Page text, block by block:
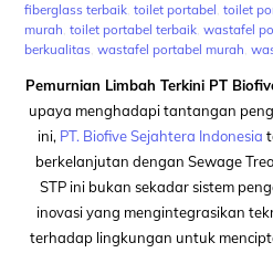
fiberglass terbaik,toilet portabel,toilet
murah,toilet portabel terbaik,wastafel
berkualitas,wastafel portabel murah,
Pemurnian Limbah Terkini PT
upaya menghadapi tantangan
ini, PT. Biofive Sejahtera Indonesia
berkelanjutan dengan Sewage
STP ini bukan sekadar sistem
inovasi yang mengintegrasikan
terhadap lingkungan untuk